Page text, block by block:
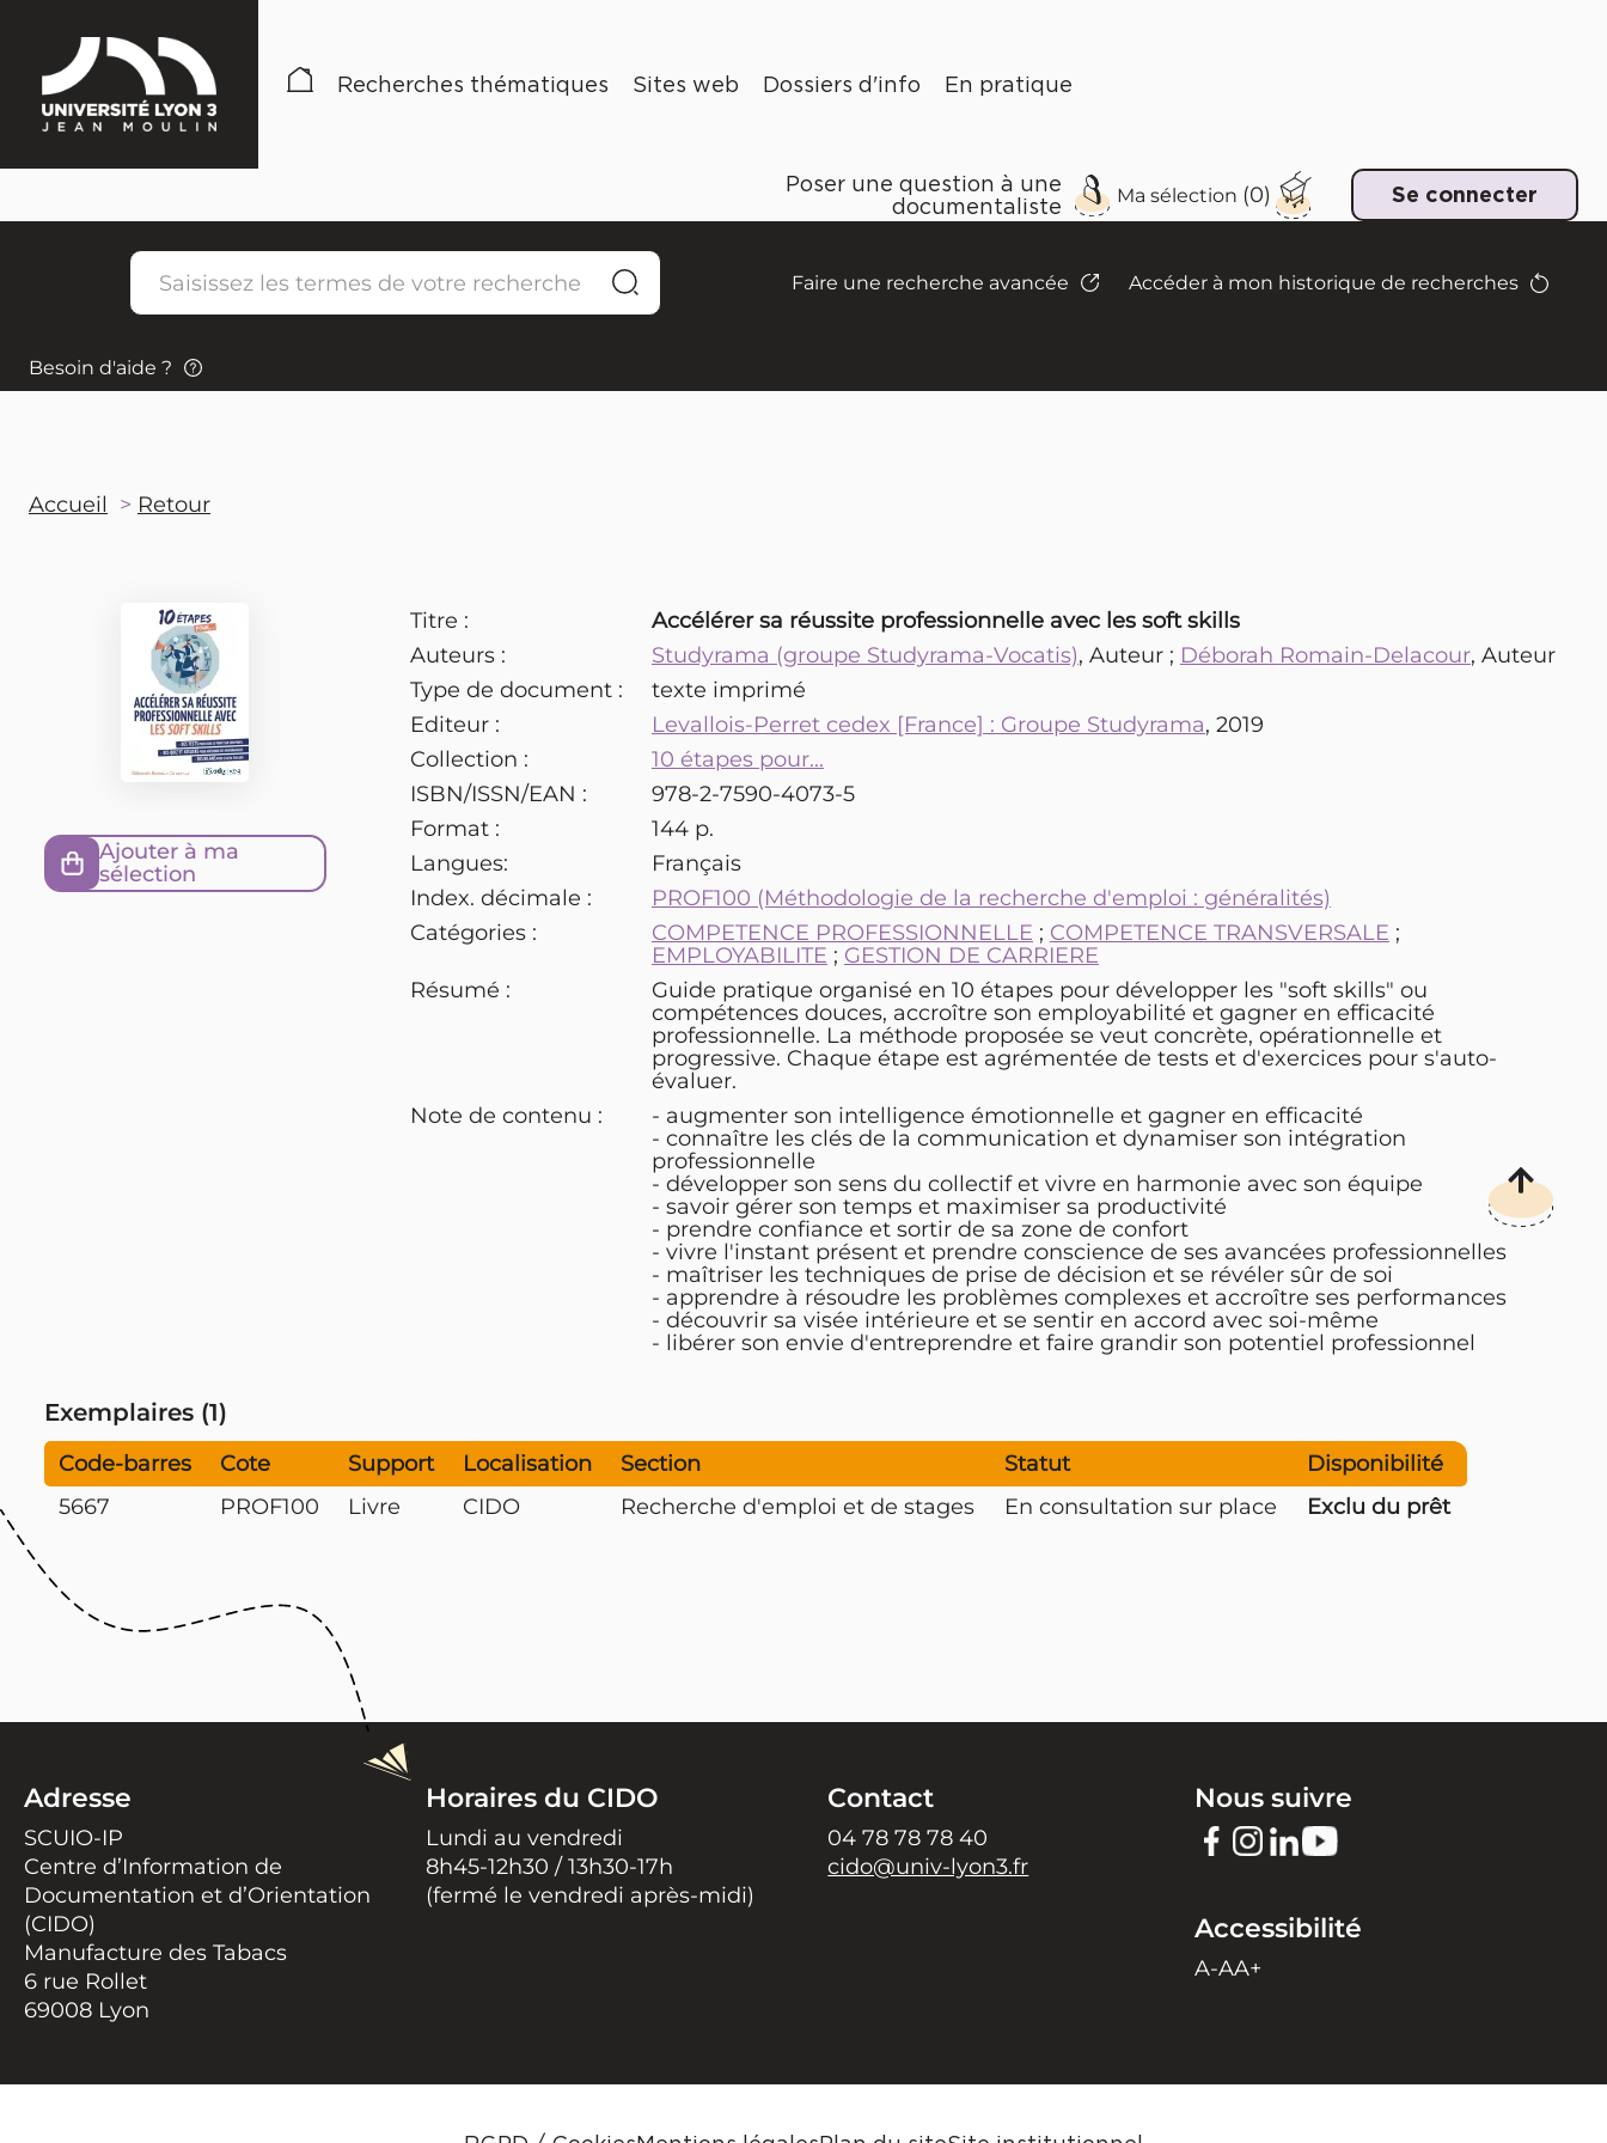
Recherches thématiques Sites web Dossiers d'info En pratique
Poser une question à une
documentaliste
Se connecter
Faire une recherche avancée Accéder à mon historique de recherches
Besoin d'aide ?
Accueil Retour
Ajouter à ma
sélection
Titre :
Accélérer sa réussite professionnelle avec les soft skills
Auteurs :
Studyrama (groupe Studyrama-Vocatis), Auteur ; Déborah Romain-Delacour, Auteur
Type de document :
texte imprimé
Editeur :
Levallois-Perret cedex [France] : Groupe Studyrama, 2019
Collection :
10 étapes pour...
ISBN/ISSN/EAN :
978-2-7590-4073-5
Format :
144 p.
Langues:
Français
Index. décimale :
PROF100 (Méthodologie de la recherche d'emploi : généralités)
Catégories :
COMPETENCE PROFESSIONNELLE ; COMPETENCE TRANSVERSALE ;
EMPLOYABILITE ; GESTION DE CARRIERE
Résumé :
Guide pratique organisé en 10 étapes pour développer les "soft skills" ou
compétences douces, accroître son employabilité et gagner en efficacité
professionnelle. La méthode proposée se veut concrète, opérationnelle et
progressive. Chaque étape est agrémentée de tests et d'exercices pour s'auto-
évaluer.
Note de contenu :
- augmenter son intelligence émotionnelle et gagner en efficacité
- connaître les clés de la communication et dynamiser son intégration
professionnelle
- développer son sens du collectif et vivre en harmonie avec son équipe
- savoir gérer son temps et maximiser sa productivité
- prendre confiance et sortir de sa zone de confort
- vivre l'instant présent et prendre conscience de ses avancées professionnelles
- maîtriser les techniques de prise de décision et se révéler sûr de soi
- apprendre à résoudre les problèmes complexes et accroître ses performances
- découvrir sa visée intérieure et se sentir en accord avec soi-même
- libérer son envie d'entreprendre et faire grandir son potentiel professionnel
Exemplaires (1)
Code-barres Cote Support Localisation Section Statut
Disponibilité
5667
PROF100 Livre CIDO Recherche d'emploi et de stages En consultation sur place Exclu du prêt
Adresse
SCUIO-IP
Centre d’Information de
Documentation et d’Orientation
(CIDO)
Manufacture des Tabacs
6 rue Rollet
69008 Lyon
Horaires du CIDO
Lundi au vendredi
8h45-12h30 / 13h30-17h
(fermé le vendredi après-midi)
Contact
04 78 78 78 40
cido@univ-lyon3.fr
Nous suivre
Accessibilité
A-AA+